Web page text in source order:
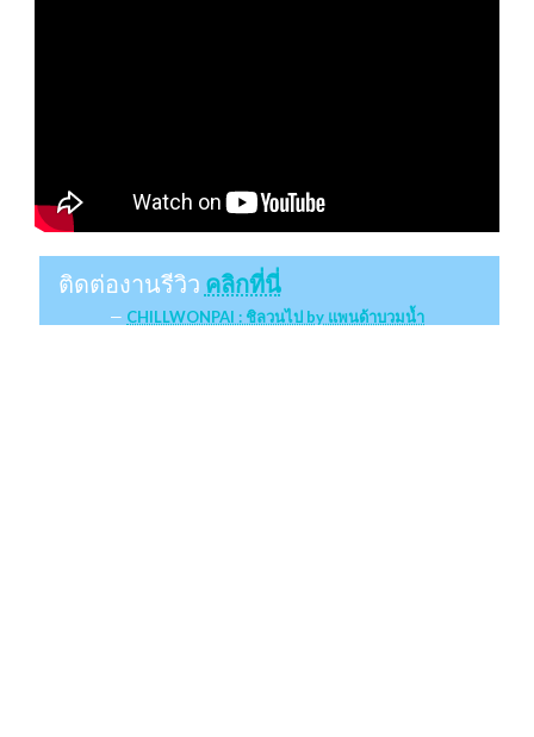
ติดต่องานรีวิว คลิกที่นี่
CHILLWONPAI : ชิลวนไป by แพนด้าบวมน้ำ